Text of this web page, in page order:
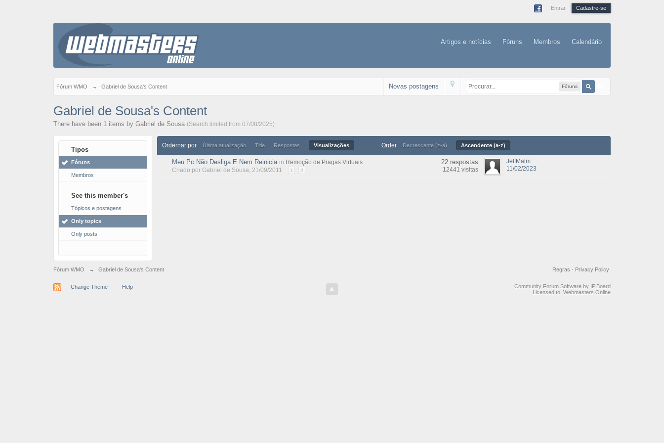
Entrar Cadastre-se
Artigos e notícias Fóruns Membros Calendário
Fórum WMO → Gabriel de Sousa's Content Fóruns
Novas postagens
Gabriel de Sousa's Content
There have been 1 items by Gabriel de Sousa (Search limited from 07/08/2025)
Tipos
Fóruns
Membros
See this member's
Tópicos e postagens
Only topics
Only posts
Ordernar por Última atualização Title Respostas Visualizações Order Decrescente (z-a) Ascendente (a-z)
Meu Pc Não Desliga E Nem Reinicia in Remoção de Pragas Virtuais
Criado por Gabriel de Sousa, 21/09/2011 1 2
22 respostas
12441 visitas
JeffMalm
11/02/2023
Fórum WMO → Gabriel de Sousa's Content Privacy Policy
Regras ·
Change Theme Help
Community Forum Software by IP.Board
Licensed to: Webmasters Online